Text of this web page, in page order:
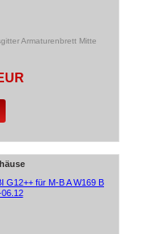
Armaturenbrett Mitte